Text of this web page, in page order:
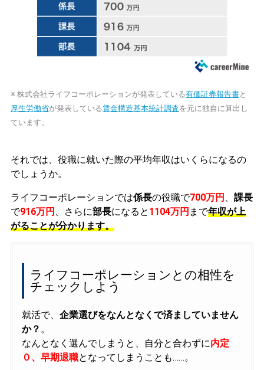
※ 株式会社ライフコーポレーションが発表している有価証券報告書と
厚生労働省が発表している賃金構造基本統計調査を元に独自に算出し
ています。
それでは、役職に就いた際の平均年収はいくらになるの
でしょうか。
ライフコーポレーションでは係長の役職で700万円
課長
で916万円 、さらに部長になると 1104万円 まで年収が上
がることが分かります。
ライフコーポレーションとの相性を
チェックしよう
就活で、 企業選びをなんとなくで済ましていません
か？ 。
なんとなく選んでしまうと、自分と合わずに内定
０、早期退職となってしまうことも……。